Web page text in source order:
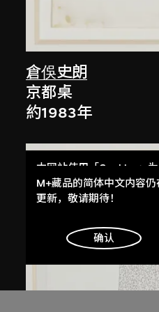
倉俁史朗
京都桌
約1983年
本网站使用「Cookies」
提供最好的网站体验。
了解更多
明白
M+藏品的简体中文内容仍
更新，敬请期待！
确认